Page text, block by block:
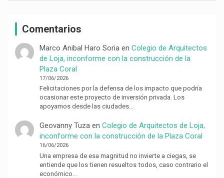
Comentarios
Marco Anibal Haro Soriaen Colegio de Arquitectos
de Loja, inconforme con la construcción de la
Plaza Coral
17/06/2026
Felicitaciones por la defensa de los impacto que podría
ocasionar este proyecto de inversión privada. Los
apoyamos desde las ciudades…
Geovanny Tuzaen Colegio de Arquitectos de Loja,
inconforme con la construcción de la Plaza Coral
16/06/2026
Una empresa de esa magnitud no invierte a ciegas, se
entiende que los tienen resueltos todos, caso contrario el
económico…